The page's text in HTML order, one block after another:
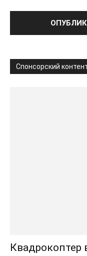
Спонсорский
Квадрокоптер